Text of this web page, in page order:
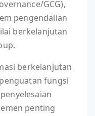
GCG),
pengendalian
berkelanjutan
berkelanjutan
fungsi
penting